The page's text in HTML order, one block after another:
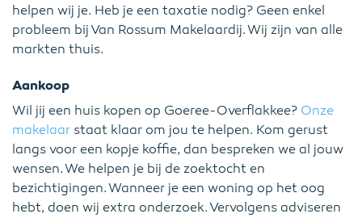
helpen wij je. Heb je een taxatie nodig? Geen enkel
probleem bij Van Rossum Makelaardij. Wij zijn van alle
markten thuis.
Aankoop
Wil jij een huis kopen op Goeree-Overflakkee? Onze
makelaar staat klaar om jou te helpen. Kom gerust
langs voor een kopje koffie, dan bespreken we al jouw
wensen. We helpen je bij de zoektocht en
bezichtigingen. Wanneer je een woning op het oog
hebt, doen wij extra onderzoek. Vervolgens adviseren